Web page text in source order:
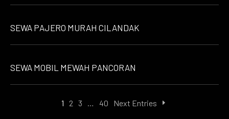
SEWA PAJERO MURAH CILANDAK
SEWA MOBIL MEWAH PANCORAN
1 2 3 40 Next Entries